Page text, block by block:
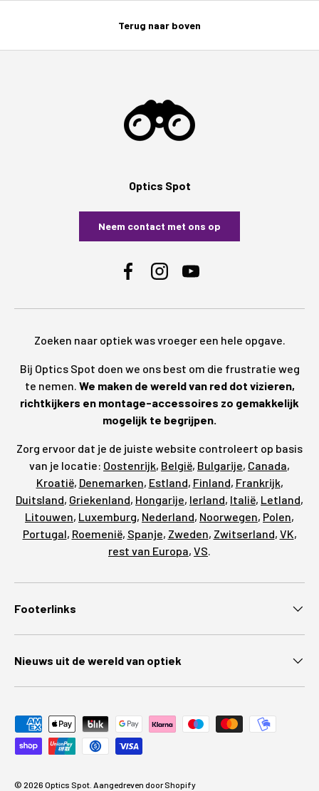
Terug naar boven
Optics Spot
Neem contact met ons op
FacebookInstagramYouTube
Zoeken naar optiek was vroeger een hele opgave.
Bij Optics Spot doen we ons best om die frustratie weg
te nemen. We maken de wereld van red dot vizieren,
richtkijkers en montage-accessoires zo gemakkelijk
mogelijk te begrijpen.
Zorg ervoor dat je de juiste website controleert op basis
van je locatie: Oostenrijk, België, Bulgarije, Canada,
Kroatië, Denemarken, Estland, Finland, Frankrijk,
Duitsland, Griekenland, Hongarije, Ierland, Italië, Letland,
Litouwen, Luxemburg, Nederland, Noorwegen, Polen,
Portugal, Roemenië, Spanje, Zweden, Zwitserland, VK,
rest van Europa, VS.
Footerlinks
Nieuws uit de wereld van optiek
Geaccepteerde betaalmethoden
© 2026 Optics Spot Aangedreven door Shopify